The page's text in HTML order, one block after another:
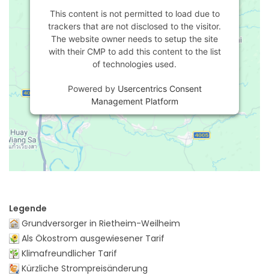
This content is not permitted to load due to
trackers that are not disclosed to the visitor.
The website owner needs to setup the site
with their CMP to add this content to the list
of technologies used.
Powered by Usercentrics Consent
Management Platform
Legende
Grundversorger in Rietheim-Weilheim
Als Ökostrom ausgewiesener Tarif
Klimafreundlicher Tarif
Kürzliche Strompreisänderung